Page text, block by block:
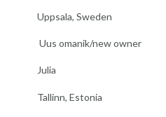
Uppsala, Sweden
Uus omanik/new owner
Julia
Tallinn, Estonia